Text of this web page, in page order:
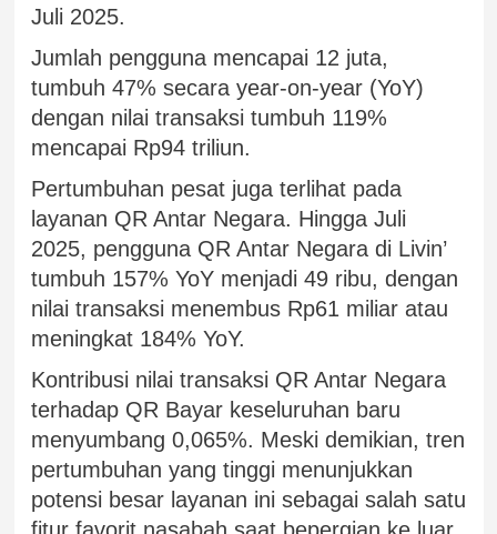
Juli 2025.
Jumlah pengguna mencapai 12 juta,
tumbuh 47% secara year-on-year (YoY)
dengan nilai transaksi tumbuh 119%
mencapai Rp94 triliun.
Pertumbuhan pesat juga terlihat pada
layanan QR Antar Negara. Hingga Juli
2025, pengguna QR Antar Negara di Livin’
tumbuh 157% YoY menjadi 49 ribu, dengan
nilai transaksi menembus Rp61 miliar atau
meningkat 184% YoY.
Kontribusi nilai transaksi QR Antar Negara
terhadap QR Bayar keseluruhan baru
menyumbang 0,065%. Meski demikian, tren
pertumbuhan yang tinggi menunjukkan
potensi besar layanan ini sebagai salah satu